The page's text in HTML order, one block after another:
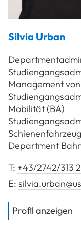
Silvia Urban
Management
Mobilität (BA)
Department
T: +43/2742/313
E:
Profil anzeigen